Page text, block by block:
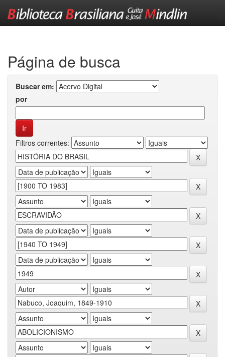
Página de busca
Buscar em:
por
Filtros correntes: